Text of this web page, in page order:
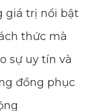
giá trị nổi bật
thức mà
sự uy tín và
đồng phục